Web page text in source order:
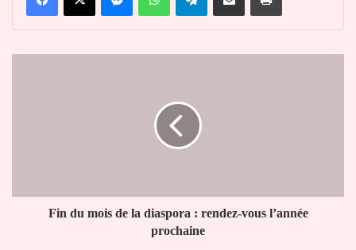
vous
Fin du mois de la diaspora : rendez-vous l’année
prochaine